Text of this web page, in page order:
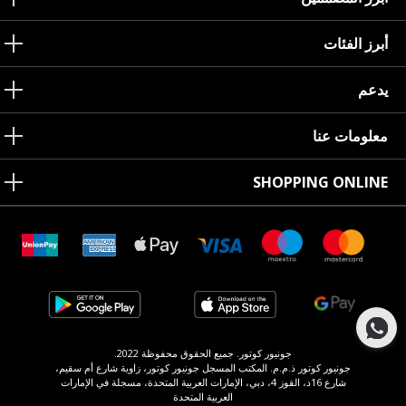
أبرز الفئات
يدعم
معلومات عنا
SHOPPING ONLINE
جونيور كوتور. جميع الحقوق محفوظة 2022.
جونيور كوتور ذ.م.م. المكتب المسجل جونيور كوتور، زاوية شارع أم سقيم،
شارع 16د، القوز 4، دبي، الإمارات العربية المتحدة، مسجلة في الإمارات
العربية المتحدة